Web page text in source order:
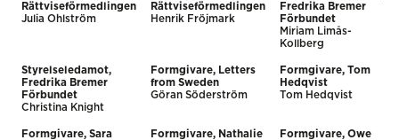
Rättviseförmedlingen
Julia Ohlström
Rättviseförmedlingen
Henrik Fröjmark
Fredrika Bremer
Förbundet
Miriam Limås-
Kollberg
Styrelseledamot,
Fredrika Bremer
Förbundet
Christina Knight
Formgivare, Letters
from Sweden
Göran Söderström
Formgivare, Tom
Hedqvist
Tom Hedqvist
Formgivare, Sara
Formgivare, Nathalie
Formgivare, Owe